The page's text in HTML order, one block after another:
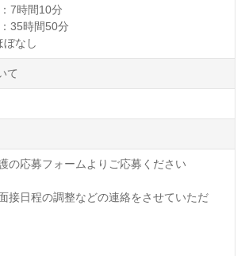
7時間10分
35時間50分
なし
て
の応募フォームよりご応募ください
接日程の調整などの連絡をさせていただ